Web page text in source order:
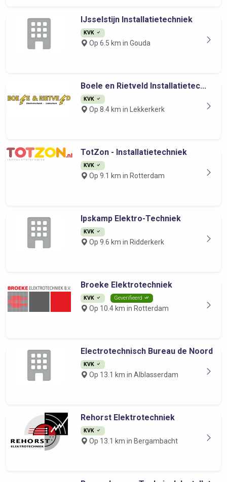
IJsselstijn Installatietechniek
KVK
Op 6.5 km in Gouda
Boele en Rietveld Installatietec...
KVK
Op 8.4 km in Lekkerkerk
TotZon - Installatietechniek
KVK
Op 9.1 km in Rotterdam
Ipskamp Elektro-Techniek
KVK
Op 9.6 km in Ridderkerk
Broeke Elektrotechniek
KVK Geverifieerd
Op 10.4 km in Rotterdam
Electrotechnisch Bureau de Noord
KVK
Op 13.1 km in Alblasserdam
Rehorst Elektrotechniek
KVK
Op 13.1 km in Bergambacht